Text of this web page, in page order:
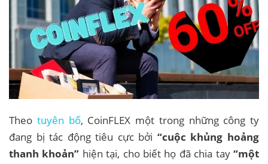
Theo tuyên bố, CoinFLEX một trong những công ty
đang bị tác động tiêu cực bởi “cuộc khủng hoảng
thanh khoản” hiện tại, cho biết họ đã chia tay“một